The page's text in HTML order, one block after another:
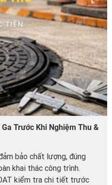
Trước Khi Nghiệm Thu &
bảo chất lượng, đúng
khai thác công trình.
kiểm tra chi tiết trước